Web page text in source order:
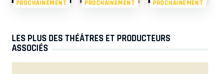
PROCHAINEMENT PROCHAINEMENT PROCHAINEMENT
LES PLUS DES THÉÂTRES ET PRODUCTEURS
ASSOCIÉS